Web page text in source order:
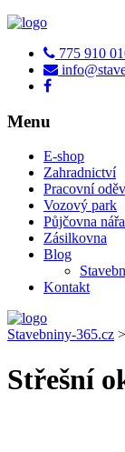
775 910
Menu
E-shop
Zahradnictví
Pracovní
Vozový park
Půjčovna
Zásilkovna
Blog
Kontakt
Stavebniny-365.cz >
Střešní